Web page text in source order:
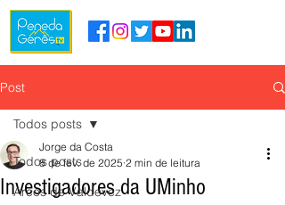
Post
Todos posts
Arcos de Valdevez
Todos posts
Investigadores da UMinho
Jorge da Costa
8 de fev. de 2025 2 min de leitura